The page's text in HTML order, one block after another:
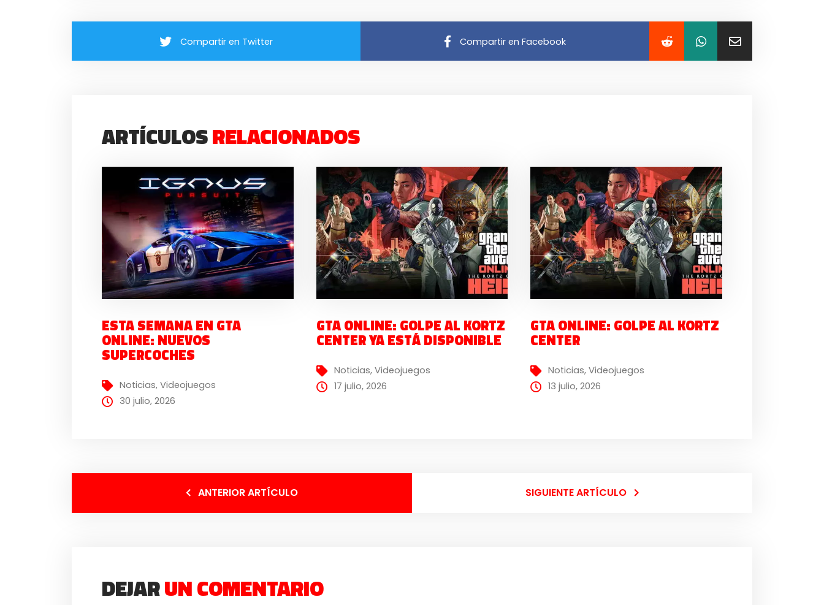
Compartir en Twitter Compartir en Facebook
ARTÍCULOSRELACIONADOS
ESTA SEMANA EN GTA
ONLINE: NUEVOS
SUPERCOCHES
Noticias,Videojuegos
30 julio, 2026
GTA ONLINE: GOLPE AL KORTZ
CENTER YA ESTÁ DISPONIBLE
Noticias, Videojuegos
17 julio, 2026
GTA ONLINE: GOLPE AL KORTZ
CENTER
Noticias,Videojuegos
13 julio, 2026
ANTERIOR ARTÍCULO SIGUIENTE ARTÍCULO
DEJARUN COMENTARIO